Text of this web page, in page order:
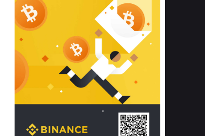
thời tiết nóng ẩm. Bạn có thể tìm hiểu
thêm các nghiên cứu khoa học về tác
động của giấc ngủ và môi trường
phòng ngủ đối với sức khỏe con
người tại Sleep Foundation (External
Link) để có cái nhìn toàn diện hơn.
2. Các tiêu chí vàng khi lựa chọn
chăn ga gối đệm cao cấp cho phòng
ngủ
Để sở hữu một bộ chăn ga gối đệm
cao cấp hoàn hảo cả về thẩm mỹ lẫn
công năng, người tiêu dùng cần cân
nhắc kỹ lưỡng các tiêu chí quan trọng